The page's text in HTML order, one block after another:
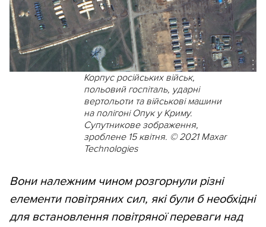
Корпус російських військ,
польовий госпіталь, ударні
вертольоти та військові машини
на полігоні Опук у Криму.
Супутникове зображення,
зроблене 15 квітня. © 2021 Maxar
Technologies
Вони належним чином розгорнули різні
елементи повітряних сил, які були б необхідні
для встановлення повітряної переваги над